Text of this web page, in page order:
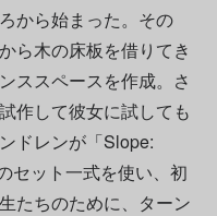
から始まった。その
ら木の床板を借りてき
ススペースを作成。さ
作して彼女に試しても
ドレンが「Slope:
セット一式を使い、初
たちのために、ターン